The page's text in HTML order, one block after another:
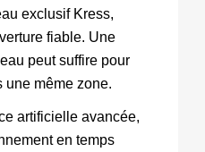
exclusif Kress,
fiable. Une
peut suffire pour
une même zone.
artificielle avancée,
en temps